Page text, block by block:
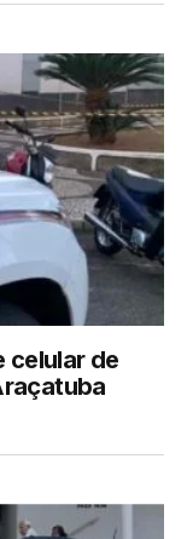
celular de